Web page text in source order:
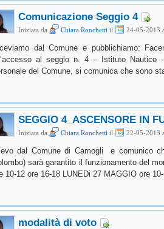
Comunicazione Seggio 4
Iniziata da Chiara Ronchetti il 24-05-2013
dal Comune e pubblichiamo:
al seggio n. 4 – Istituto Nautico
del Comune, si comunica che sono
SEGGIO 4_ASCENSORE IN
Iniziata da Chiara Ronchetti il 22-05-2013
dal Comune di Camogli e comunico
sarà garantito il funzionamento del
10-12 ore 16-18 LUNEDi 27 MAGGIO ore
modalità di voto